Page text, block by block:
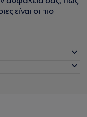
είναι οι πιο